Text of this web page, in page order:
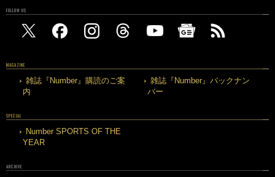
FOLLOW US
MAGAZINE
雑誌『Number』購読のご案
内
雑誌『Number』バックナン
バー
SPECIAL
Number SPORTS OF THE
YEAR
ARCHIVE